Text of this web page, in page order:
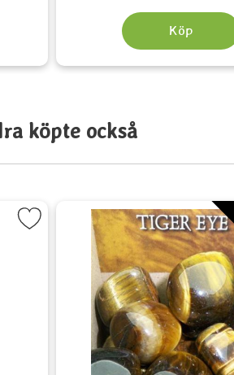
Köp
köpte också
Cards som favorit Markera